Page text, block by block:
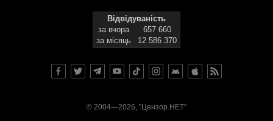
Відвідуваність
за вчора
657 660
за місяць
12 586 370
© 2004—2026, "Цензор.НЕТ"